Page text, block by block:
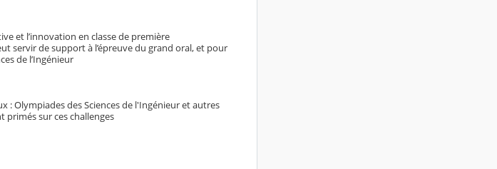
et l’innovation en classe de première
servir de support à l’épreuve du grand oral, et pour
de l’Ingénieur
: Olympiades des Sciences de l'Ingénieur et autres
primés sur ces challenges